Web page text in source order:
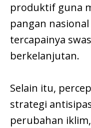
produktif guna
pangan
tercapainya
berkelanjutan.
Selain itu,
strategi
perubahan